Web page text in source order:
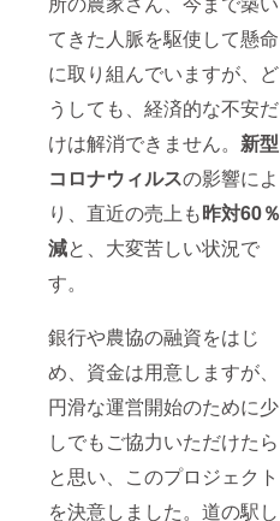
てきた人脈を駆使して懸命
に取り組んでいますが、ど
うしても、経済的な不安だ
けは解消できません。 新型
コロナウィルスの影響によ
り、直近の売上も昨対60％
減と、大変苦しい状況で
す。
銀行や農協の融資をはじ
め、資金は用意しますが、
円滑な運営開始のために少
しでもご協力いただけたら
と思い、このプロジェクト
を決意しました。道の駅し